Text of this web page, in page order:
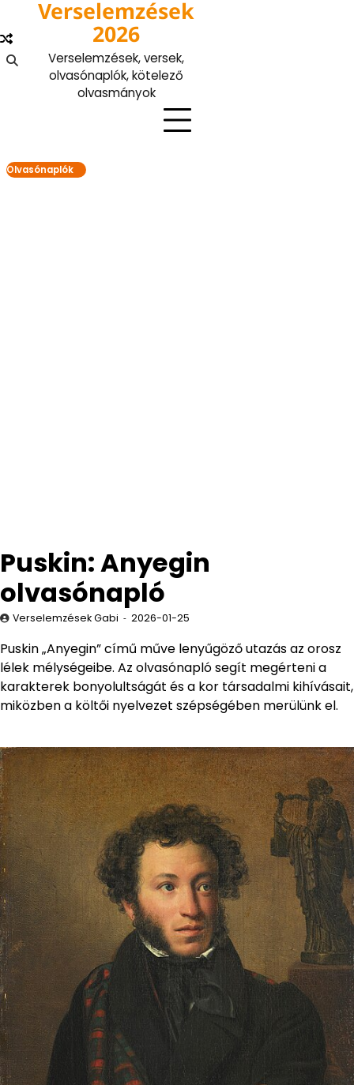
content
Verselemzések
2026
Verselemzések, versek,
olvasónaplók, kötelező
olvasmányok
Olvasónaplók
Puskin: Anyegin
olvasónapló
Verselemzések Gabi 2026-01-25
Puskin „Anyegin” című műve lenyűgöző utazás az orosz
lélek mélységeibe. Az olvasónapló segít megérteni a
karakterek bonyolultságát és a kor társadalmi kihívásait,
miközben a költői nyelvezet szépségében merülünk el.